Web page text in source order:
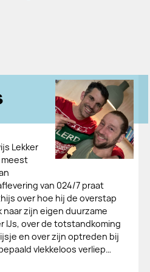
Lekker
meest
van 024/7 praat
over hoe hij de overstap
naar zijn eigen duurzame
IJs, over de totstandkoming
en over zijn optreden bij
vlekkeloos verliep…